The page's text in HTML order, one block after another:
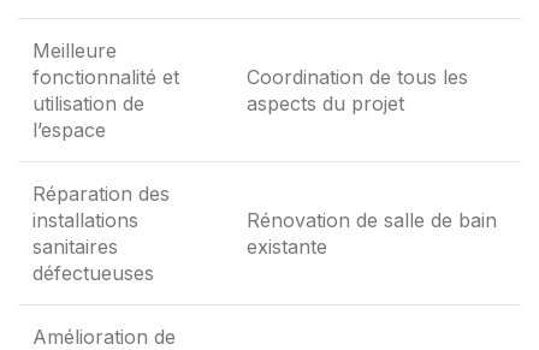
Meilleure
fonctionnalité et
utilisation de
l’espace
Coordination de tous les
aspects du projet
Réparation des
installations
sanitaires
défectueuses
Rénovation de salle de bain
existante
Amélioration de